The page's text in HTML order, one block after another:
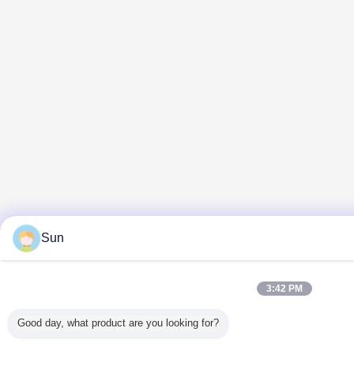
Sun
3:42 PM
Good day, what product are you looking for?